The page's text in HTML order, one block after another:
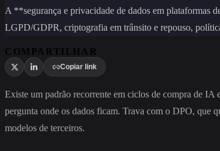
A **segurança e privacidade de dados em plataformas
LGPD/GDPR, criptografia em trânsito e repouso,
COMPARTILHAR
Copiar link
Existe um padrão recorrente em ciclos de compra de IA
pergunta onde os dados ficam. Trava com o DPO, que
modelos de terceiros.